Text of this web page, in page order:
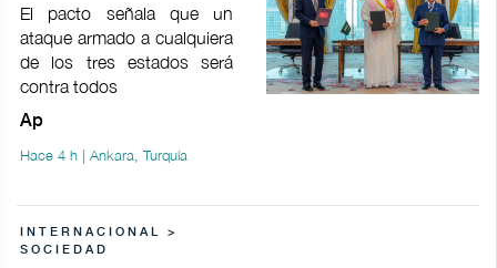
El pacto señala que un
ataque armado a cualquiera
de los tres estados será
contra todos
Ap
Hace 4 h | Ankara, Turquía
INTERNACIONAL >
SOCIEDAD